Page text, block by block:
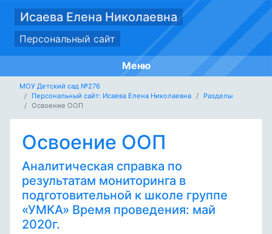
Исаева Елена Николаевна
Персональный сайт
Меню
МОУ Детский сад №276
Персональный сайт: Исаева Елена Николаевна
Разделы
Освоение ООП
Освоение ООП
Аналитическая справка по
результатам мониторинга в
подготовительной к школе группе
«УМКА» Время проведения: май
2020г.